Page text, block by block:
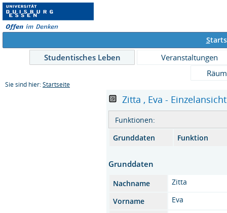
S
Studentisches Leben
Veranstaltungen
Sie sind hier: Startseite
Zitta , Eva - Einzelansicht
Funktionen:
Grunddaten
Funktion
Grunddaten
Nachname
Zitta
Vorname
Eva